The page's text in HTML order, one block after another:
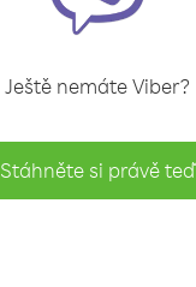
Ještě nemáte Viber?
Stáhněte si právě teď